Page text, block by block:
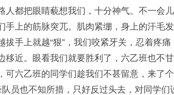
人都把眼睛藐想我们，十分神气。不一会
手上的筋脉突兀。肌肉紧绷，身上的汗毛
拔手上就越“狠”，我们咬紧牙关，忍着疼
移近。眼看我们就要胜利了，六乙班也不
可六乙班的同学们趁我们不甚留意，来了
员也不知所措，只好反过头去，对同学